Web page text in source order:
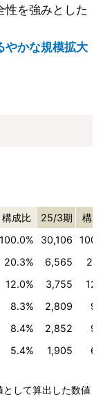
を強みとした
やかな規模拡大
構成比 25/3期
構
100.0% 30,106
20.3% 6,565
12.0% 3,755
8.3% 2,809
8.4% 2,852
5.4% 1,905
して算出した数値